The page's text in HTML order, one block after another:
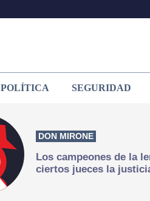
POLÍTICA SEGURIDAD
DON MIRONE
Los campeones de la
ciertos jueces la